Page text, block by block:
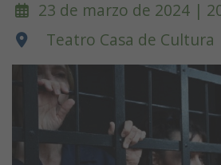
23 de marzo de 2024 |
Teatro Casa de Cultura